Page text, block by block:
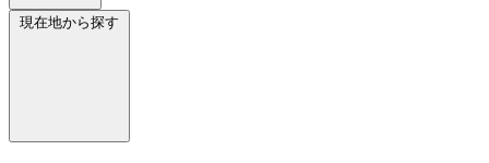
現在地から探す